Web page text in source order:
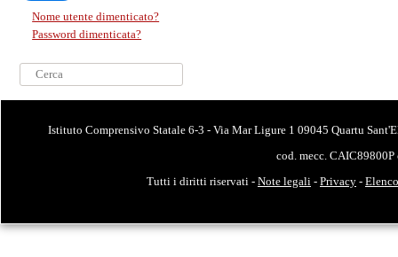
Nome utente dimenticato?
Password dimenticata?
Cerca...
Istituto Comprensivo Statale 6-3 - Via Mar Ligure 1 09045 Quartu
cod. mecc.
Tutti i diritti riservati - Note legali - Privacy -